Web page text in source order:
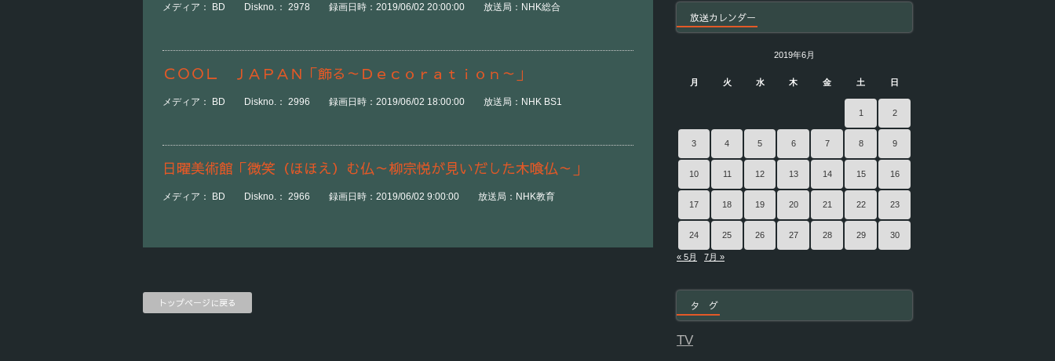
メディア： BD Diskno.： 2978 録画日時：2019/06/02 20:00:00 放送局：NHK総合
ＣＯＯＬ ＪＡＰＡＮ「飾る～Ｄｅｃｏｒａｔｉｏｎ～」
メディア： BD Diskno.： 2996 録画日時：2019/06/02 18:00:00 放送局：NHK BS1
日曜美術館「微笑（ほほえ）む仏～柳宗悦が見いだした木喰仏～」
メディア： BD Diskno.： 2966 録画日時：2019/06/02 9:00:00 放送局：NHK教育
トップページに戻る
放送カレンダー
2019年6月
月 火 水 木 金 土 日
1 2
3 4 5 6 7 8 9
10 11 12 13 14 15 16
17 18 19 20 21 22 23
24 25 26 27 28 29 30
« 5月 7月 »
タ グ
TV